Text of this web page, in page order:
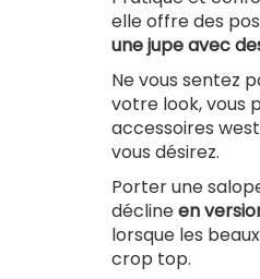
elle offre des
une jupe avec
Ne vous sentez
votre look, vous
accessoires
vous désirez.
Porter une
déclineen
lorsque les
crop top.